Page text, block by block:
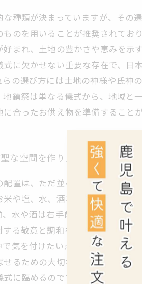
種類が決まっていますが、その
のを用いることが推奨されて
まれ、土地の豊かさや恵みを
式に欠かせない重要な存在で、
の選び方には土地の神様や氏神
地鎮祭は単なる儀式から、地域
合ったお供え物を準備すること
な空間を作り上げる意味と手順
置は、ただ並べればよいわけ
や塩、水、酒などの基本的な
水や酒は右手前に置くのが伝統
る敬意と調和を視覚的に表現
気を付けたい点は、手で直接
るための大切な要素であり、そ
に臨めるのです。